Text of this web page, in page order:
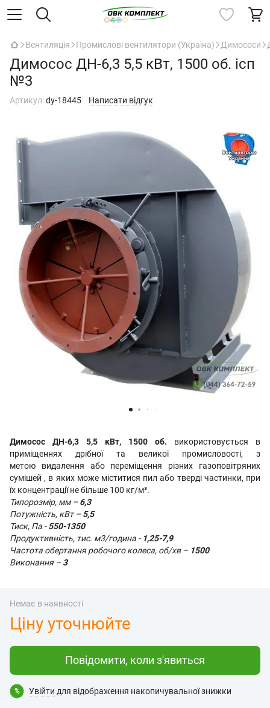
Вентиляція Промислові вентилятори (Україна) Димососи
Димосос ДН-6,3 5,5 кВт, 1500 об. ісп
№3
Артикул:dy-18445 Написати відгук
Димосос ДН-6,3 5,5 кВт, 1500 об. використовується в
приміщеннях дрібної та великої промисловості, з
метою видалення або переміщення різних газоповітряних
сумішей , в яких може міститися пил або тверді частинки, при
їх концентрації не більше 100 кг/м³.
Типорозмір, мм –6,3
Потужність, кВт –5,5
Тиск, Па -550-1350
Продуктивність, тис. м3/година - 1,25-7,9
Частота обертання робочого колеса, об/хв – 1500
Виконання –3
Немає в наявності
Ціну уточнюйте
Повідомити, коли з'явиться
% Увійти для відображення накопичувальної знижки